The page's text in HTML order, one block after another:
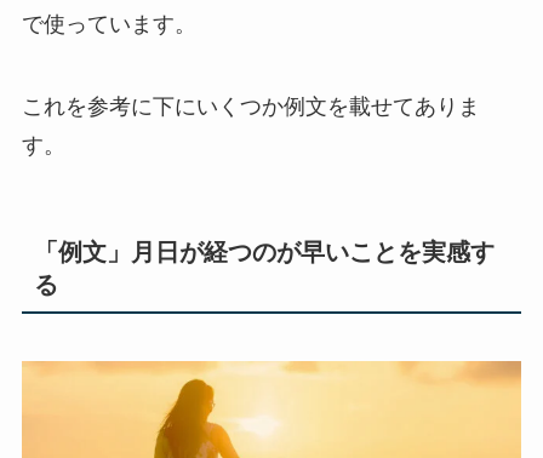
で使っています。
これを参考に下にいくつか例文を載せてありま
す。
「例文」月日が経つのが早いことを実感す
る